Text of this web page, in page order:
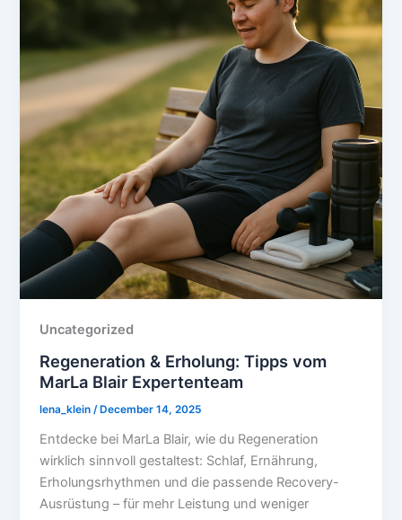
Uncategorized
Regeneration & Erholung: Tipps vom
MarLa Blair Expertenteam
lena_klein/December 14, 2025
Entdecke bei MarLa Blair, wie du Regeneration
wirklich sinnvoll gestaltest: Schlaf, Ernährung,
Erholungsrhythmen und die passende Recovery-
Ausrüstung – für mehr Leistung und weniger